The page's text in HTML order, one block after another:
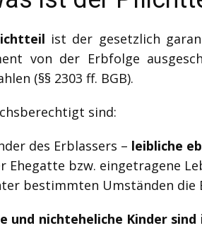
ist der gesetzlich
von der Erbfolge
(§§ 2303 ff. BGB).
sind:
des Erblassers – leibliche
Ehegatte bzw. eingetragene
bestimmten Umständen die
und nichteheliche Kinder